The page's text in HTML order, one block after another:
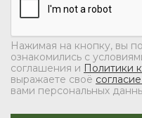
Нажимая на кнопку, вы
ознакомились с
соглашения и Политики
выражаете своё
вами персональных